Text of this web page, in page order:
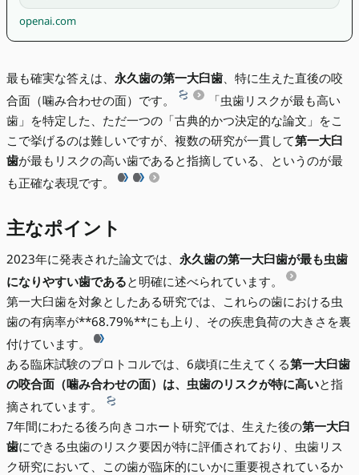
openai.com
最も確実な答えは、 永久歯の第一大臼歯、特に生えた直後の咬
合面（噛み合わせの面）です。
「虫歯リスクが最も高い
歯」を特定した、ただ一つの「古典的かつ決定的な論文」をこ
こで挙げるのは難しいですが、複数の研究が一貫して第一大臼
歯が最もリスクの高い歯であると指摘している、というのが最
も正確な表現です。
主なポイント
2023年に発表された論文では、 永久歯の第一大臼歯が最も虫歯
になりやすい歯であると明確に述べられています。
第一大臼歯を対象としたある研究では、これらの歯における虫
歯の有病率が**68.79%**にも上り、その疾患負荷の大きさを裏
付けています。
ある臨床試験のプロトコルでは、6歳頃に生えてくる第一大臼歯
の咬合面（噛み合わせの面）は、虫歯のリスクが特に高いと指
摘されています。
7年間にわたる後ろ向きコホート研究では、生えた後の第一大臼
歯にできる虫歯のリスク要因が特に評価されており、虫歯リス
ク研究において、この歯が臨床的にいかに重要視されているか